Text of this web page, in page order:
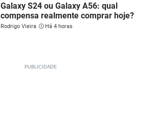
Galaxy S24 ou Galaxy A56: qual
compensa realmente comprar hoje?
Rodrigo Vieira Há 4 horas